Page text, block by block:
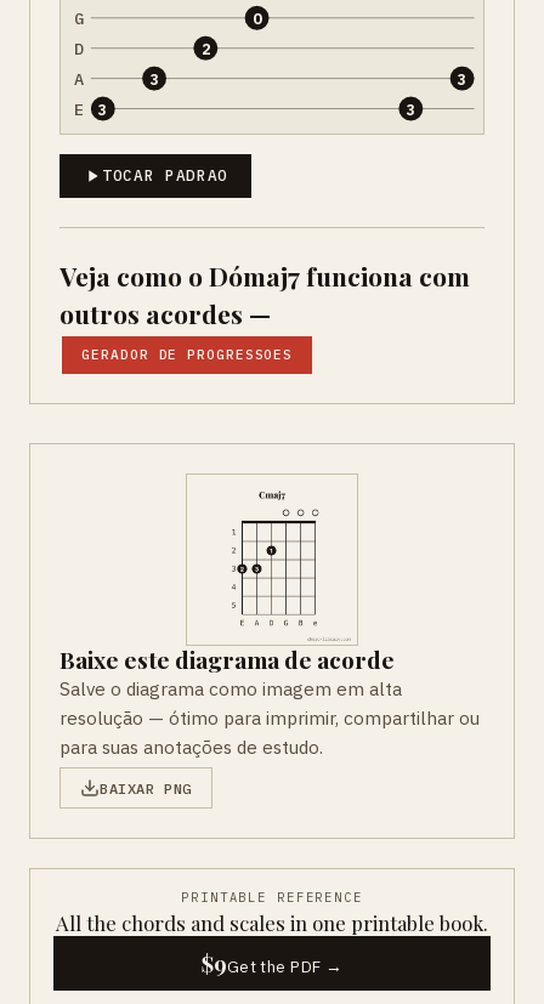
G
D
A
E 3
3
2
0
3
3
TOCAR PADRAO
Veja como o Dómaj7 funciona com
outros acordes —
GERADOR DE PROGRESSOES
Baixe este diagrama de acorde
Salve o diagrama como imagem em alta
resolução — ótimo para imprimir, compartilhar ou
para suas anotações de estudo.
BAIXAR PNG
PRINTABLE REFERENCE
All the chords and scales in one printable book.
$9Get the PDF →